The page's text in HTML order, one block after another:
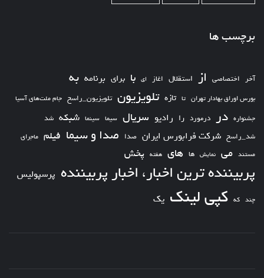
برچسب ها
آخر اختصاصی از استقلال اغاز ای با برای برنامه به
بورس اوراق بهادار تهران تا تازه تلویزیون تلویزیون_راسخ جام ملت‌های آسیا
جشنواره در درمورد را رادیو سریال سیما سینما شبکه شد
شد_راسخ شرکت فرابورس ایران صدا صدا و سیما فیلم ماجرای
مستند می نمایش ها های هفته پخش
پربیننده ترین اخبار، اخبار پربیننده پرسپولیس
چند که کپی لینک یک